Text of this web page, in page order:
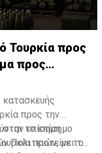
Τουρκία προς
προς
κατασκευής
προς την
στην επίσημη
Πολιτειών, με το
το επίσημο
προτείνει τη